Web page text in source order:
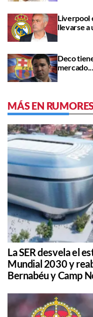
Liverpool
llevarse a
Deco
MÁS EN
La SER desvela el
Mundial 2030 y
Bernabéu y Camp